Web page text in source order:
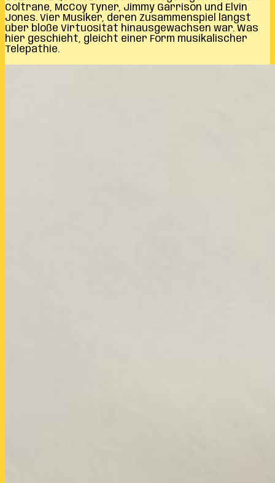
Coltrane, McCoy Tyner, Jimmy Garrison und Elvin
Jones. Vier Musiker, deren Zusammenspiel längst
über bloße Virtuosität hinausgewachsen war. Was
hier geschieht, gleicht einer Form musikalischer
Telepathie.